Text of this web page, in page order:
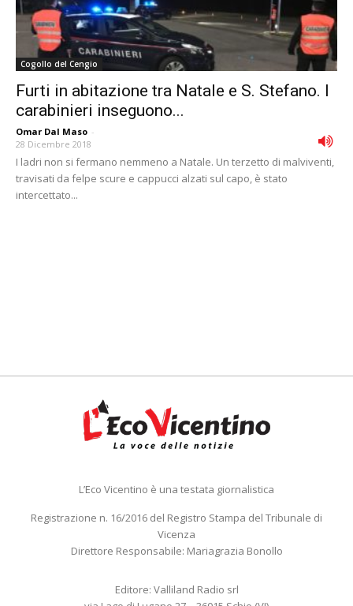
Cogollo del Cengio
Furti in abitazione tra Natale e S. Stefano. I
carabinieri inseguono...
Omar Dal Maso -
28 Dicembre 2018
I ladri non si fermano nemmeno a Natale. Un terzetto di malviventi,
travisati da felpe scure e cappucci alzati sul capo, è stato
intercettato...
L’Eco Vicentino è una testata giornalistica
Registrazione n. 16/2016 del Registro Stampa del Tribunale di
Vicenza
Direttore Responsabile: Mariagrazia Bonollo
Editore: Valliland Radio srl